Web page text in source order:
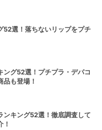
52選！落ちないリップをプチ
ング52選！プチプラ・デパコ
品も登場！
ンキング52選！徹底調査して
！